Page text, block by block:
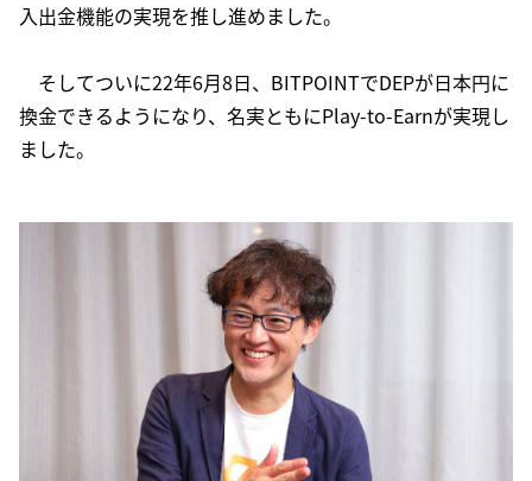
入出金機能の実現を推し進めました。
そしてついに22年6月8日、BITPOINTでDEPが日本円に
換金できるようになり、名実ともにPlay-to-Earnが実現し
ました。